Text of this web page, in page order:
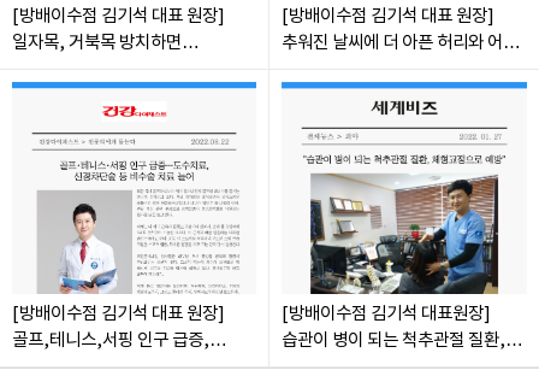
[방배이수점 김기석 대표 원장]
일자목, 거북목 방치하면
[방배이수점 김기석 대표 원장]
추워진 날씨에 더 아픈 허리와 어깨
[방배이수점 김기석 대표 원장]
골프,테니스,서핑 인구 급증,
도수치료, 신경차단술 등 비수술
[방배이수점 김기석 대표원장]
습관이 병이 되는 척추관절 질환,
체형교정으로 예방
전화번호: 055-603-8288
사업자등록번호: 864-97-01397
화인마취통증의학과의원 강남점
대표자명: 이정욱
사업자등록번호: 120-91-54230
화인마취통증의학과의원 광화문점
서울 종로구 새문안로 82 에스타워 지하 1층 (서울 종로구 신문로1가 116)
대표자명: 권정은
전화번호: 02-6245-2215
사업자등록번호: 742-92-00166
화인마취통증의학과의원 군자점
서울특별시 광진구 천호대로 556, 동성빌딩 4층 (서울 광진구 능동 276-2)
대표자명: 김세훈
전화번호: 02-6272-2215
사업자등록번호: 506-91-40361